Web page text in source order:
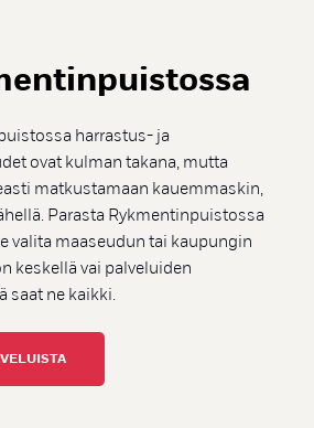
harrastus- ja
ovat kulman takana, mutta
matkustamaan kauemmaskin,
Parasta Rykmentinpuistossa
valita maaseudun tai kaupungin
keskellä vai palveluiden
saat ne kaikki.